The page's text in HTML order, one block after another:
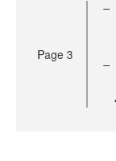
Page 3